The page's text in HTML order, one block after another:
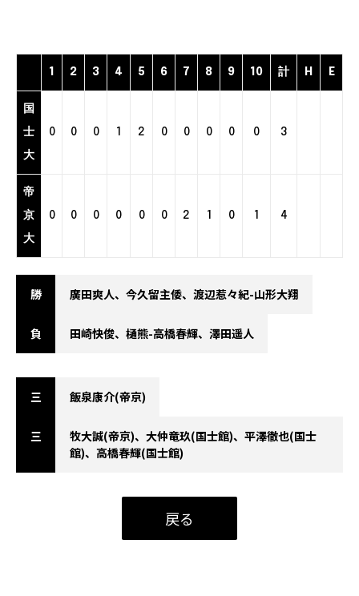
1 2 3 4 5 6 7 8 9 10 計 H E
国
士
大
0 0 0 1 2 0 0 0 0 0 3
帝
京
大
0 0 0 0 0 0 2 1 0 1 4
勝 廣田爽人、今久留主倭、渡辺惹々紀-山形大翔
負 田崎快俊、樋熊-高橋春輝、澤田遥人
三 飯泉康介(帝京)
三
牧大誠(帝京)、大仲竜玖(国士館)、平澤徹也(国士
館)、高橋春輝(国士館)
戻る